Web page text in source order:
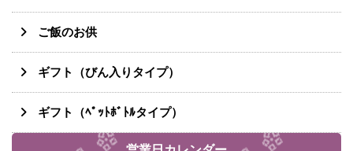
ご飯のお供
ギフト（びん入りタイプ）
ギフト（ﾍﾟｯﾄﾎﾞﾄﾙタイプ）